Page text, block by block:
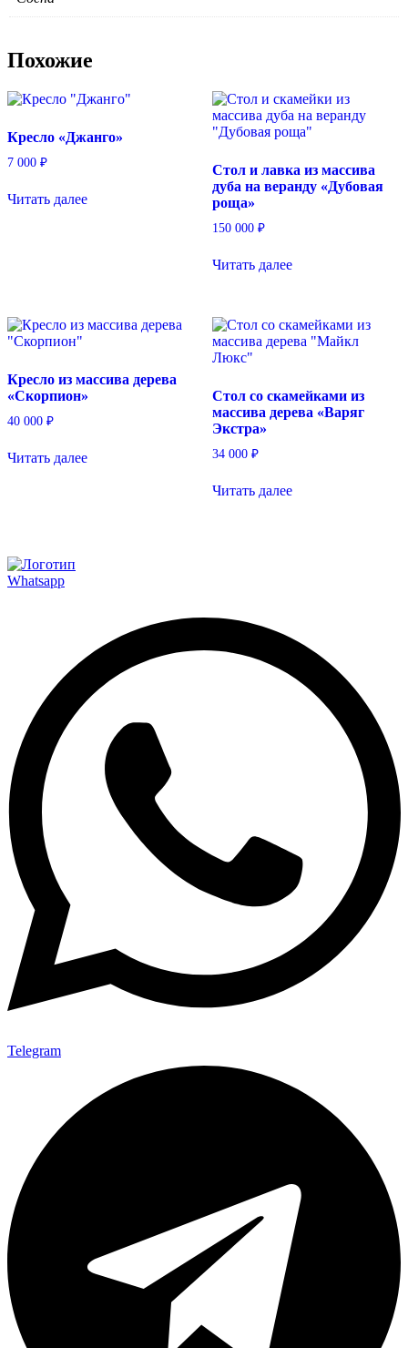
Похожие
Кресло «Джанго»
7 000 ₽
Читать далее
Стол и лавка из массива
дуба на веранду «Дубовая
роща»
150 000 ₽
Читать далее
Кресло из массива дерева
«Скорпион»
40 000 ₽
Читать далее
Стол со скамейками из
массива дерева «Варяг
Экстра»
34 000 ₽
Читать далее
Whatsapp
Telegram